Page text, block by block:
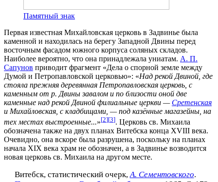
Памятный знак
Первая известная Михайловская церковь в Задвинье была
каменной и находилась на берегу Западной Двины перед
восточным фасадом южного корпуса соляных складов.
Наиболее вероятно, что она принадлежала униатам. А. П.
Сапунов приводит фрагмент «Дела о спорной земле между
Думой и Петропавловской церковью»: «Над рекой Двиной, где
стояла прежняя деревянная Петропавловская церковь, с
каменным от р. Двины завалом и по близости оной две
каменные над рекой Двиной филиальные церкви — Сретенская
и Михайловская, с кладбищами, — под казённые магазейны, на
тех местах выстроенные...»[2][3]. Церковь св. Михаила
обозначена также на двух планах Витебска конца XVIII века.
Очевидно, она вскоре была разрушена, поскольку на планах
начала XIX века храм не обозначен, а в Задвинье возводится
новая церковь св. Михаила на другом месте.
Витебск, статистический очерк,А. Сементовского.